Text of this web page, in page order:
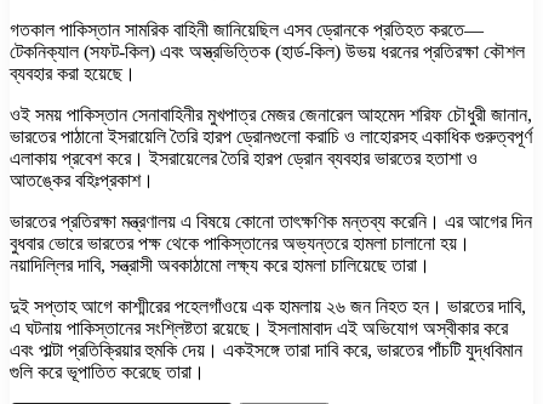
গতকাল পাকিস্তান সামরিক বাহিনী জানিয়েছিল এসব ড্রোনকে প্রতিহত করতে—
টেকনিক্যাল (সফট-কিল) এবং অস্ত্রভিত্তিক (হার্ড-কিল) উভয় ধরনের প্রতিরক্ষা কৌশল
ব্যবহার করা হয়েছে।
ওই সময় পাকিস্তান সেনাবাহিনীর মুখপাত্র মেজর জেনারেল আহমেদ শরিফ চৌধুরী জানান,
ভারতের পাঠানো ইসরায়েলি তৈরি হারপ ড্রোনগুলো করাচি ও লাহোরসহ একাধিক গুরুত্বপূর্ণ
এলাকায় প্রবেশ করে। ইসরায়েলের তৈরি হারপ ড্রোন ব্যবহার ভারতের হতাশা ও
আতঙ্কের বহিঃপ্রকাশ।
ভারতের প্রতিরক্ষা মন্ত্রণালয় এ বিষয়ে কোনো তাৎক্ষণিক মন্তব্য করেনি। এর আগের দিন
বুধবার ভোরে ভারতের পক্ষ থেকে পাকিস্তানের অভ্যন্তরে হামলা চালানো হয়।
নয়াদিল্লির দাবি, সন্ত্রাসী অবকাঠামো লক্ষ্য করে হামলা চালিয়েছে তারা।
দুই সপ্তাহ আগে কাশ্মীরের পহেলগাঁওয়ে এক হামলায় ২৬ জন নিহত হন। ভারতের দাবি,
এ ঘটনায় পাকিস্তানের সংশ্লিষ্টতা রয়েছে। ইসলামাবাদ এই অভিযোগ অস্বীকার করে
এবং পাল্টা প্রতিক্রিয়ার হুমকি দেয়। একইসঙ্গে তারা দাবি করে, ভারতের পাঁচটি যুদ্ধবিমান
গুলি করে ভূপাতিত করেছে তারা।